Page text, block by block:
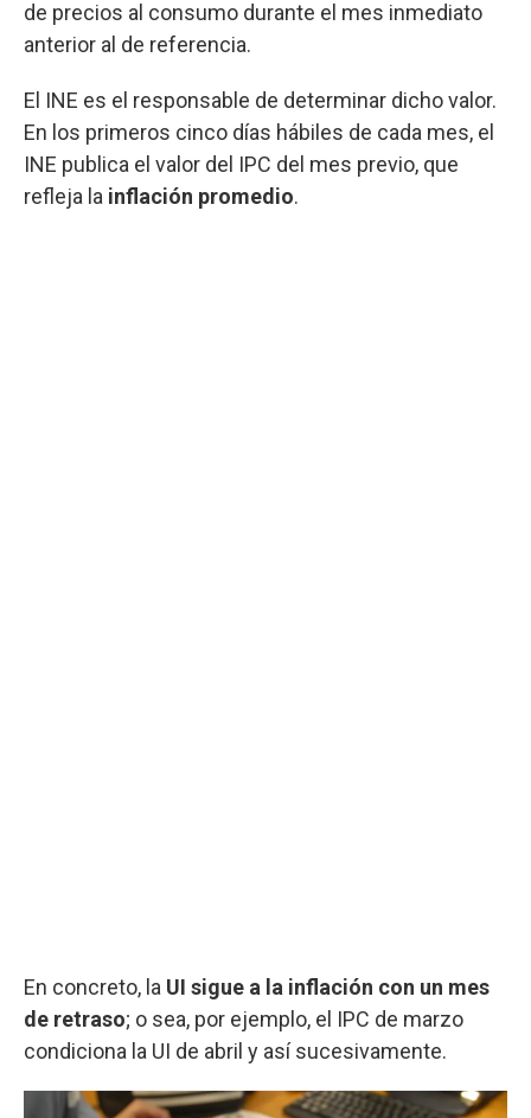
de precios al consumo durante el mes inmediato
anterior al de referencia.
El INE es el responsable de determinar dicho valor.
En los primeros cinco días hábiles de cada mes, el
INE publica el valor del IPC del mes previo, que
refleja la inflación promedio.
En concreto, la UI sigue a la inflación con un mes
de retraso; o sea, por ejemplo, el IPC de marzo
condiciona la UI de abril y así sucesivamente.